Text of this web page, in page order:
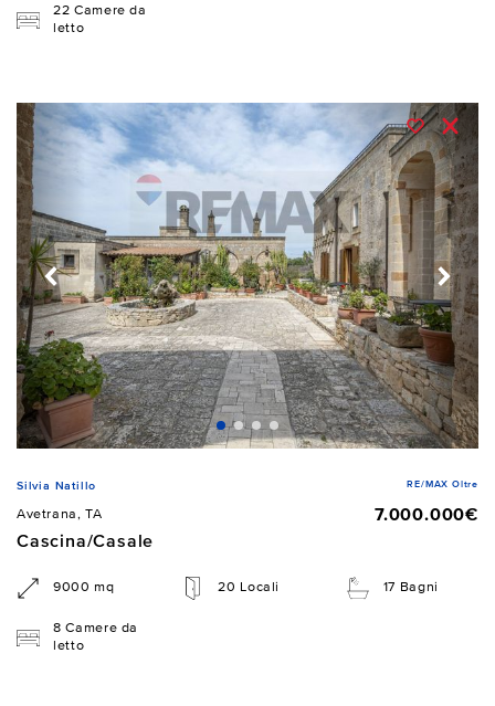
22 Camere da
letto
Silvia Natillo RE/MAX Oltre
Avetrana, TA
7.000.000€
Cascina/Casale
9000 mq 20 Locali 17 Bagni
8 Camere da
letto